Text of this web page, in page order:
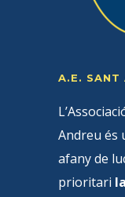
A.E. SANT
Andreu és
afany de
prioritari